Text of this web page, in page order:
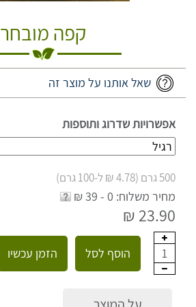
קפה מובחר
שאל אותנו על מוצר זה
אפשרויות שדרוג ותוספות
500 גרם (4.78 ₪ ל-100 גרם)
מחיר משלוח: 0 - 39 ₪
23.90 ₪
1 הוסף לסל הזמן עכשיו